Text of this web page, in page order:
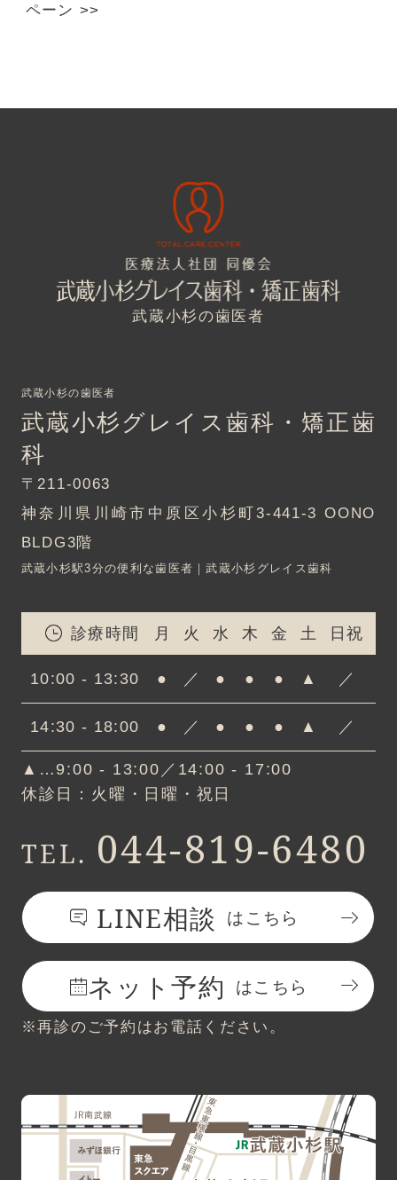
ペーン >>
武蔵小杉の歯医者
武蔵小杉の歯医者
武蔵小杉グレイス歯科・矯正歯
科
〒211-0063
神奈川県川崎市中原区小杉町3-441-3 OONO
BLDG3階
武蔵小杉駅3分の便利な歯医者｜武蔵小杉グレイス歯科
診療時間 月 火 水 木 金 土 日祝
10:00 - 13:30 ● ／ ● ● ● ▲ ／
14:30 - 18:00 ● ／ ● ● ● ▲ ／
▲…9:00 - 13:00／14:00 - 17:00
休診日：火曜・日曜・祝日
TEL. 044-819-6480
LINE相談 はこちら
ネット予約 はこちら
※再診のご予約はお電話ください。